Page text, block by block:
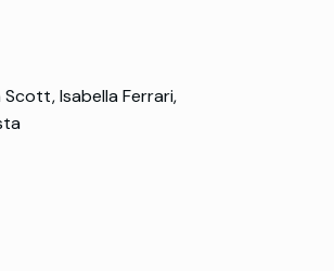
Scott, Isabella Ferrari,